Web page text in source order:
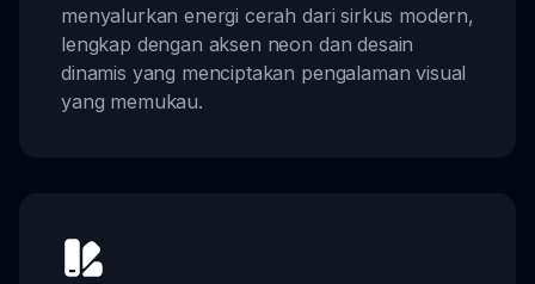
menyalurkan energi cerah dari sirkus modern,
lengkap dengan aksen neon dan desain
dinamis yang menciptakan pengalaman visual
yang memukau.